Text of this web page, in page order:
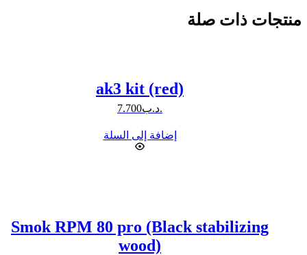
منتجات ذات صلة
ak3 kit (red)
.د.ب7.700
إضافة إلى السلة
Smok RPM 80 pro (Black stabilizing
wood)